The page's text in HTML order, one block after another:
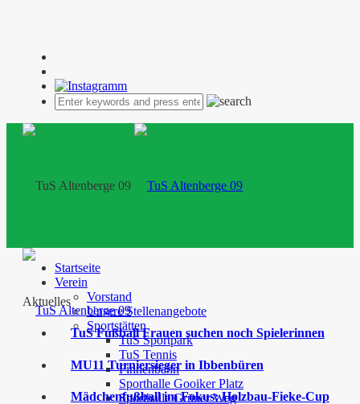
Startseite
Verein
Vorstand
Unsere Stellenangebote
Sportstätten
TuS Sportpark
TuS Tennis
Finnenbahn
Sporthalle Gooiker Platz
Sporthalle Grüner Weg
Aktuelles
TuS Fußball Frauen suchen noch Spielerinnen
MU11 Turniersieger in Ibbenbüren
Mädchenfußball im Fokus: Holzbau-Fieke-Cup